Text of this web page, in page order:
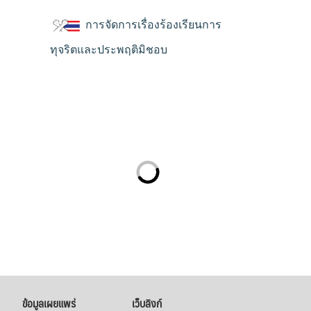
การจัดการเรื่องร้องเรียนการ
ทุจริตและประพฤติมิชอบ
ข้อมูลเผยแพร่ เว็บลิงก์